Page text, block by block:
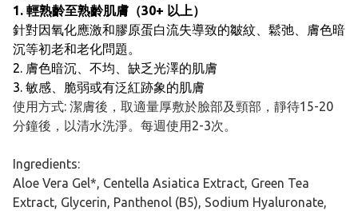
1. 輕熟齡至熟齡肌膚（30+ 以上）
針對因氧化應激和膠原蛋白流失導致的皺紋、鬆弛、膚色暗
沉等初老和老化問題。
2. 膚色暗沉、不均、缺乏光澤的肌膚
3. 敏感、脆弱或有泛紅跡象的肌膚
使用方式: 潔膚後，取適量厚敷於臉部及頸部，靜待15-20
分鐘後，以清水洗淨。每週使用2-3次。
Ingredients:
Aloe Vera Gel*, Centella Asiatica Extract, Green Tea
Extract, Glycerin, Panthenol (B5), Sodium Hyaluronate,